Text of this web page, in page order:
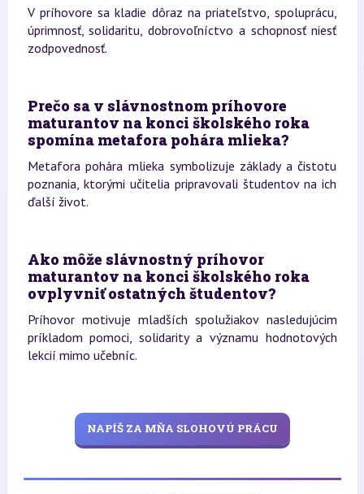
V príhovore sa kladie dôraz na priateľstvo, spoluprácu,
úprimnosť, solidaritu, dobrovoľníctvo a schopnosť niesť
zodpovednosť.
Prečo sa v slávnostnom príhovore
maturantov na konci školského roka
spomína metafora pohára mlieka?
Metafora pohára mlieka symbolizuje základy a čistotu
poznania, ktorými učitelia pripravovali študentov na ich
ďalší život.
Ako môže slávnostný príhovor
maturantov na konci školského roka
ovplyvniť ostatných študentov?
Príhovor motivuje mladších spolužiakov nasledujúcim
príkladom pomoci, solidarity a významu hodnotových
lekcií mimo učebníc.
NAPÍŠ ZA MŇA SLOHOVÚ PRÁCU